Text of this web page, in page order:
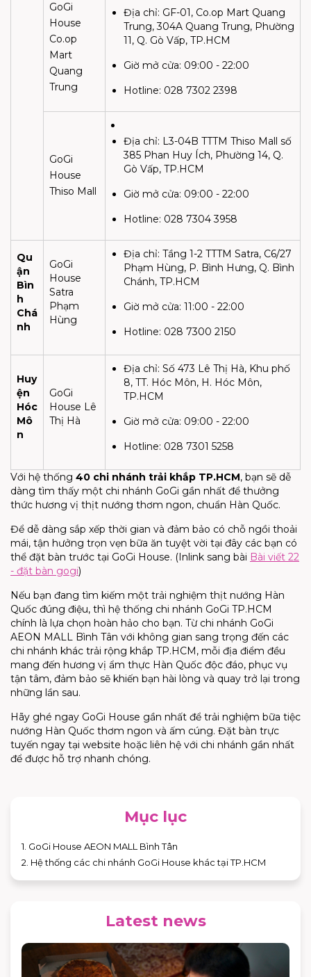
GoGi
House
Co.op
Mart
Quang
Trung
Địa chỉ: GF-01, Co.op Mart Quang
Trung, 304A Quang Trung, Phường
11, Q. Gò Vấp, TP.HCM
Giờ mở cửa: 09:00 - 22:00
Hotline: 028 7302 2398
GoGi
House
Thiso Mall
Địa chỉ: L3-04B TTTM Thiso Mall số
385 Phan Huy Ích, Phường 14, Q.
Gò Vấp, TP.HCM
Giờ mở cửa: 09:00 - 22:00
Hotline: 028 7304 3958
Qu
ận
Bìn
h
Chá
nh
GoGi
House
Satra
Phạm
Hùng
Địa chỉ: Tầng 1-2 TTTM Satra, C6/27
Phạm Hùng, P. Bình Hưng, Q. Bình
Chánh, TP.HCM
Giờ mở cửa: 11:00 - 22:00
Hotline: 028 7300 2150
Huy
ện
Hóc
Mô
n
GoGi
House Lê
Thị Hà
Địa chỉ: Số 473 Lê Thị Hà, Khu phố
8, TT. Hóc Môn, H. Hóc Môn,
TP.HCM
Giờ mở cửa: 09:00 - 22:00
Hotline: 028 7301 5258
Với hệ thống 40 chi nhánh trải khắp TP.HCM, bạn sẽ dễ
dàng tìm thấy một chi nhánh GoGi gần nhất để thưởng
thức hương vị thịt nướng thơm ngon, chuẩn Hàn Quốc.
Để dễ dàng sắp xếp thời gian và đảm bảo có chỗ ngồi thoải
mái, tận hưởng trọn vẹn bữa ăn tuyệt vời tại đây các bạn có
thể đặt bàn trước tại GoGi House. (Inlink sang bài Bài viết 22
- đặt bàn gogi)
Nếu bạn đang tìm kiếm một trải nghiệm thịt nướng Hàn
Quốc đúng điệu, thì hệ thống chi nhánh GoGi TP.HCM
chính là lựa chọn hoàn hảo cho bạn. Từ chi nhánh GoGi
AEON MALL Bình Tân với không gian sang trọng đến các
chi nhánh khác trải rộng khắp TP.HCM, mỗi địa điểm đều
mang đến hương vị ẩm thực Hàn Quốc độc đáo, phục vụ
tận tâm, đảm bảo sẽ khiến bạn hài lòng và quay trở lại trong
những lần sau.
Hãy ghé ngay GoGi House gần nhất để trải nghiệm bữa tiệc
nướng Hàn Quốc thơm ngon và ấm cúng. Đặt bàn trực
tuyến ngay tại website hoặc liên hệ với chi nhánh gần nhất
để được hỗ trợ nhanh chóng.
Mục lục
1. GoGi House AEON MALL Bình Tân
2. Hệ thống các chi nhánh GoGi House khác tại TP.HCM
Latest news